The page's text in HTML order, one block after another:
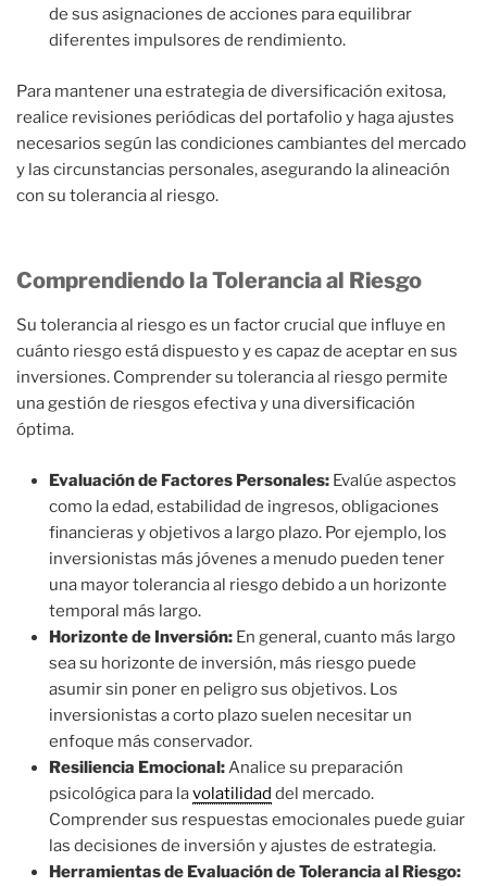
de sus asignaciones de acciones para equilibrar
diferentes impulsores de rendimiento.
Para mantener una estrategia de diversificación exitosa,
realice revisiones periódicas del portafolio y haga ajustes
necesarios según las condiciones cambiantes del mercado
y las circunstancias personales, asegurando la alineación
con su tolerancia al riesgo.
Comprendiendo la Tolerancia al Riesgo
Su tolerancia al riesgo es un factor crucial que influye en
cuánto riesgo está dispuesto y es capaz de aceptar en sus
inversiones. Comprender su tolerancia al riesgo permite
una gestión de riesgos efectiva y una diversificación
óptima.
Evaluación de Factores Personales: Evalúe aspectos
como la edad, estabilidad de ingresos, obligaciones
financieras y objetivos a largo plazo. Por ejemplo, los
inversionistas más jóvenes a menudo pueden tener
una mayor tolerancia al riesgo debido a un horizonte
temporal más largo.
Horizonte de Inversión: En general, cuanto más largo
sea su horizonte de inversión, más riesgo puede
asumir sin poner en peligro sus objetivos. Los
inversionistas a corto plazo suelen necesitar un
enfoque más conservador.
Resiliencia Emocional:Analice su preparación
psicológica para lavolatilidad del mercado.
Comprender sus respuestas emocionales puede guiar
las decisiones de inversión y ajustes de estrategia.
Herramientas de Evaluación de Tolerancia al Riesgo: